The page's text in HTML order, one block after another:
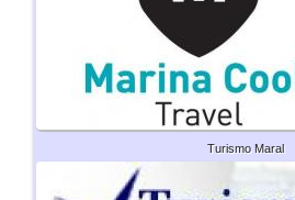
Turismo Maral